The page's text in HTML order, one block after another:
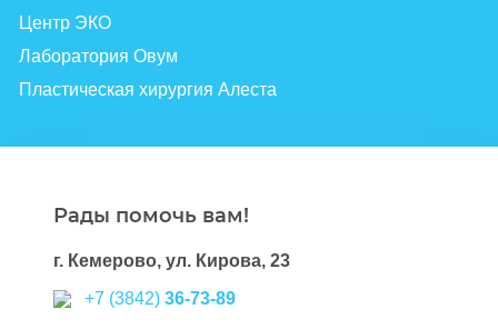
Центр ЭКО
Лаборатория Овум
Пластическая хирургия Алеста
Рады помочь вам!
г. Кемерово, ул. Кирова, 23
+7 (3842) 36-73-89